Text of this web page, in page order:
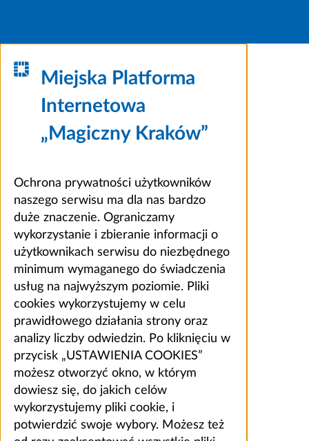
Miejska Platforma
Internetowa
„Magiczny Kraków”
Ochrona prywatności użytkowników
naszego serwisu ma dla nas bardzo
duże znaczenie. Ograniczamy
wykorzystanie i zbieranie informacji o
użytkownikach serwisu do niezbędnego
minimum wymaganego do świadczenia
usług na najwyższym poziomie. Pliki
cookies wykorzystujemy w celu
prawidłowego działania strony oraz
analizy liczby odwiedzin. Po kliknięciu w
przycisk „USTAWIENIA COOKIES”
możesz otworzyć okno, w którym
dowiesz się, do jakich celów
wykorzystujemy pliki cookie, i
potwierdzić swoje wybory. Możesz też